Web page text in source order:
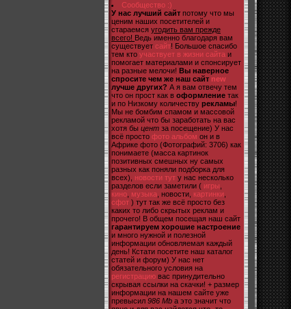
Сообщество :)
У нас лучший сайт потому что мы
ценим наших посетителей и
стараемся угодить вам прежде
всего! Ведь именно благодаря вам
существует сайт! Большое спасибо
тем кто участвует в жизни сайта и
помогает материалами и спонсирует
на разные мелочи! Вы наверное
спросите чем же наш сайт new
лучше других? А я вам отвечу тем
что он прост как в оформление так
и по Низкому количеству рекламы!
Мы не бомбим спамом и массовой
рекламой что бы заработать на вас
хотя бы цент за посещение) У нас
всё просто фото альбом он и в
Африке фото (Фотографий: 3706) как
понимаете (масса картинок
позитивных смешных ну самых
разных как поняли подборка для
всех), новости тут у нас несколько
разделов если заметили ( игры
кино музыка , новости, картинки
сфот ) тут так же всё просто без
каких то либо скрытых реклам и
прочего! В общем посещая наш сайт
гарантируем хорошие настроение
и много нужной и полезной
информации обновляемая каждый
день! Кстати посетите наш каталог
статей и форум) У нас нет
обязательного условия на
регистрацию вас принудительно
скрывая ссылки на скачки! + размер
информации на нашем сайте уже
превысил 986 Mb а это значит что